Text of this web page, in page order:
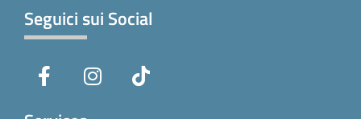
Seguici sui Social
a
n
i